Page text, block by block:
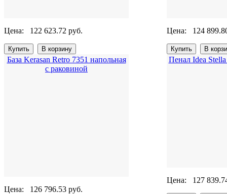
Цена: 122 623.72 руб. Цена: 124
База Kerasan Retro 7351 напольная
с раковиной
Цена: 126 796.53 руб.
Пенал Idea
Цена: 127